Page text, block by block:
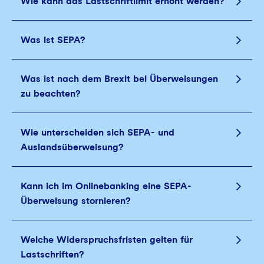
Was ist SEPA?
Was ist nach dem Brexit bei Überweisungen
zu beachten?
Wie unterscheiden sich SEPA- und
Auslandsüberweisung?
Kann ich im Onlinebanking eine SEPA-
Überweisung stornieren?
Welche Widerspruchsfristen gelten für
Lastschriften?